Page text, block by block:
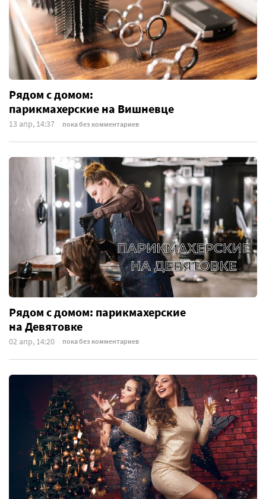
Рядом с домом:
парикмахерские на Вишневце
13 апр, 14:37 пока без комментариев
Рядом с домом: парикмахерские
на Девятовке
02 апр, 14:20 пока без комментариев